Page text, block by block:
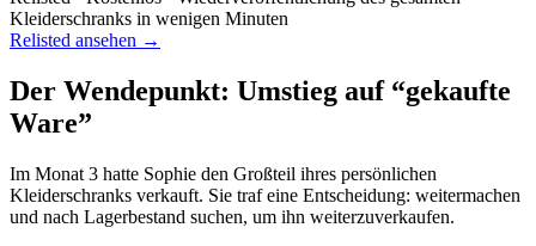
Kleiderschranks in wenigen Minuten
Relisted ansehen →
Der Wendepunkt: Umstieg auf “gekaufte
Ware”
Im Monat 3 hatte Sophie den Großteil ihres persönlichen
Kleiderschranks verkauft. Sie traf eine Entscheidung: weitermachen
und nach Lagerbestand suchen, um ihn weiterzuverkaufen.